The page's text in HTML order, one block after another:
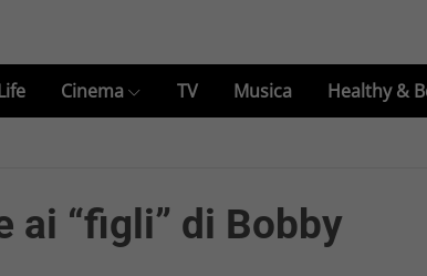
Cinema TV Musica Healthy &
ai “figli” di Bobby